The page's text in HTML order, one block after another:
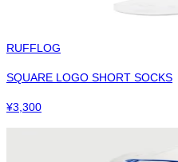
RUFFLOG
SQUARE LOGO SHORT SOCKS
¥3,300